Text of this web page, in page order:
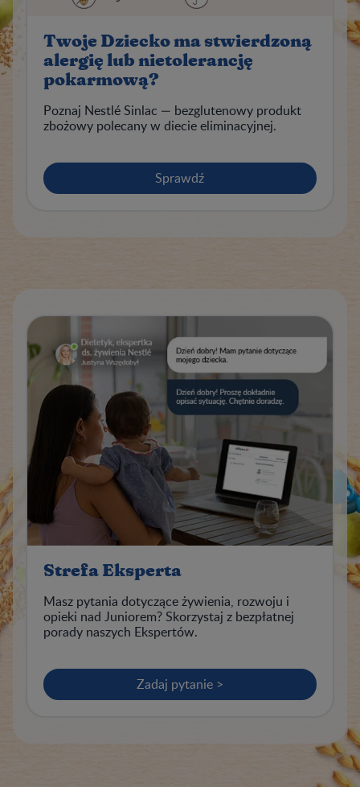
Twoje Dziecko ma stwierdzoną
alergię lub nietolerancję
pokarmową?
Poznaj Nestlé Sinlac — bezglutenowy produkt
zbożowy polecany w diecie eliminacyjnej.
Sprawdź
Strefa Eksperta
Masz pytania dotyczące żywienia, rozwoju i
opieki nad Juniorem? Skorzystaj z bezpłatnej
porady naszych Ekspertów.
Zadaj pytanie >